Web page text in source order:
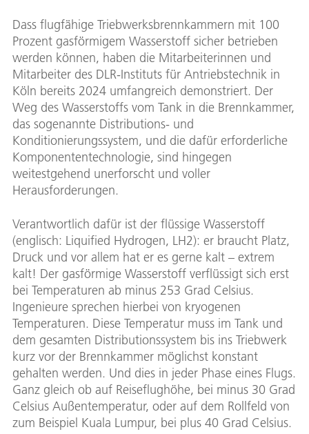
Dass flugfähige Triebwerksbrennkammern mit 100
Prozent gasförmigem Wasserstoff sicher betrieben
werden können, haben die Mitarbeiterinnen und
Mitarbeiter des DLR-Instituts für Antriebstechnik in
Köln bereits 2024 umfangreich demonstriert. Der
Weg des Wasserstoffs vom Tank in die Brennkammer,
das sogenannte Distributions- und
Konditionierungssystem, und die dafür erforderliche
Komponententechnologie, sind hingegen
weitestgehend unerforscht und voller
Herausforderungen.
Verantwortlich dafür ist der flüssige Wasserstoff
(englisch: Liquified Hydrogen, LH2): er braucht Platz,
Druck und vor allem hat er es gerne kalt – extrem
kalt! Der gasförmige Wasserstoff verflüssigt sich erst
bei Temperaturen ab minus 253 Grad Celsius.
Ingenieure sprechen hierbei von kryogenen
Temperaturen. Diese Temperatur muss im Tank und
dem gesamten Distributionssystem bis ins Triebwerk
kurz vor der Brennkammer möglichst konstant
gehalten werden. Und dies in jeder Phase eines Flugs.
Ganz gleich ob auf Reiseflughöhe, bei minus 30 Grad
Celsius Außentemperatur, oder auf dem Rollfeld von
zum Beispiel Kuala Lumpur, bei plus 40 Grad Celsius.